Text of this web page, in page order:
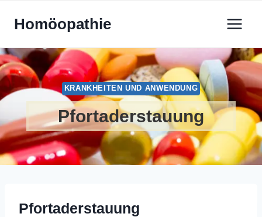
InhaltHomöopathie
KRANKHEITEN UND ANWENDUNG
Pfortaderstauung
Pfortaderstauung